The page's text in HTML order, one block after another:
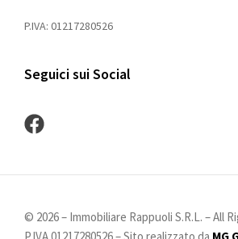
P.IVA: 01217280526
Seguici sui Social
© 2026– Immobiliare Rappuoli S.R.L. – All